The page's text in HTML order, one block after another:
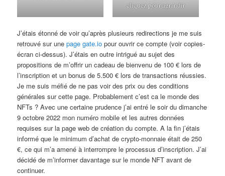
cliquez pour agrandir
J’étais étonné de voir qu’après plusieurs redirections je me suis
retrouvé sur unepage gate.io pour ouvrir ce compte (voir copies-
écran ci-dessus). J’étais en outre intrigué au sujet des
propositions de m’offrir un cadeau de bienvenu de 100 € lors de
l’inscription et un bonus de 5.500 € lors de transactions réussies.
Je me suis méfié de ne pas voir des prix ou des conditions
générales sur cette page. Probablement c’est ca le monde des
NFTs ? Avec une certaine prudence j’ai entré le soir du dimanche
9 octobre 2022 mon numéro mobile et les autres données
requises sur la page web de création du compte. A la fin j’étais
informé que le minimum d’achat de crypto-monnaie était de 250
€, ce qui m’a amené à interrompre le processus d’inscription. J’ai
décidé de m’informer davantage sur le monde NFT avant de
continuer.